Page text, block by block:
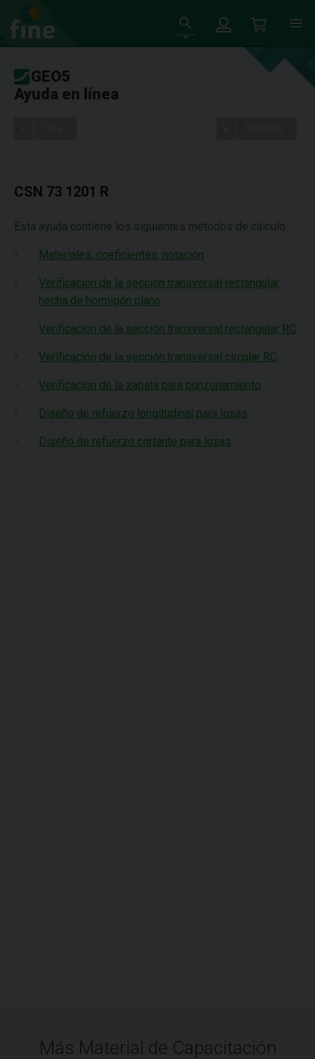
GEO5
Ayuda en línea
CSN 73 1201 R
Esta ayuda contiene los siguientes métodos de cálculo:
Materiales, coeficientes, notación
Verificación de la sección transversal rectangular
hecha de hormigón plano
Verificación de la sección transversal rectangular RC
Verificación de la sección transversal circular RC
Verificación de la zapata para punzonamiento
Diseño de refuerzo longitudinal para losas
Diseño de refuerzo cortante para losas
Más Material de Capacitación